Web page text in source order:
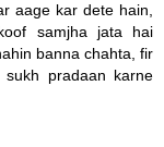
aage kar dete hain,
samjha jata hai
banna chahta, fir
pradaan karne